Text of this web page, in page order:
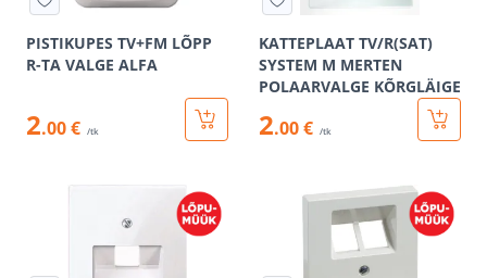
PISTIKUPES TV+FM LÕPP
R-TA VALGE ALFA
2.00 € /tk
KATTEPLAAT TV/R(SAT)
SYSTEM M MERTEN
POLAARVALGE KÕRGLÄIGE
2.00 € /tk